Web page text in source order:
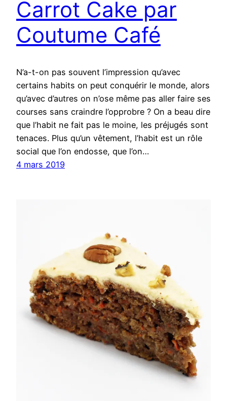
Carrot Cake par
Coutume Café
N’a-t-on pas souvent l’impression qu’avec
certains habits on peut conquérir le monde, alors
qu’avec d’autres on n’ose même pas aller faire ses
courses sans craindre l’opprobre ? On a beau dire
que l’habit ne fait pas le moine, les préjugés sont
tenaces. Plus qu’un vêtement, l’habit est un rôle
social que l’on endosse, que l’on…
4 mars 2019